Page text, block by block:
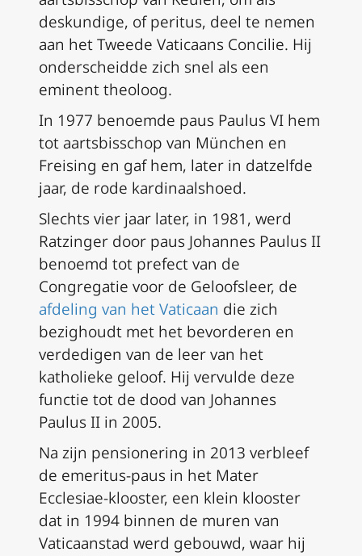
deskundige, ofperitus, deel te nemen
aan het Tweede Vaticaans Concilie. Hij
onderscheidde zich snel als een
eminent theoloog.
In 1977 benoemde paus Paulus VI hem
tot aartsbisschop van München en
Freising en gaf hem, later in datzelfde
jaar, de rode kardinaalshoed.
Slechts vier jaar later, in 1981, werd
Ratzinger door paus Johannes Paulus II
benoemd tot prefect van de
Congregatie voor de Geloofsleer, de
afdeling van het Vaticaan die zich
bezighoudt met het bevorderen en
verdedigen van de leer van het
katholieke geloof. Hij vervulde deze
functie tot de dood van Johannes
Paulus II in 2005.
Na zijn pensionering in 2013 verbleef
de emeritus-paus in het Mater
Ecclesiae-klooster, een klein klooster
dat in 1994 binnen de muren van
Vaticaanstad werd gebouwd, waar hij